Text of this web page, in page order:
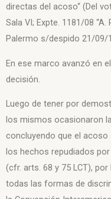
directas del acoso“ (Del
Sala VI; Expte. 1181/08
Palermo s/despido 21/09/
En ese marco avanzó en
decisión.
Luego de tener por
los mismos ocasionaron
concluyendo que el
los hechos repudiados
(cfr. arts. 68 y 75 LCT),
todas las formas de